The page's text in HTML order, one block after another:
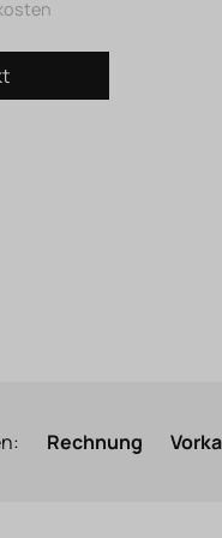
Rechnung